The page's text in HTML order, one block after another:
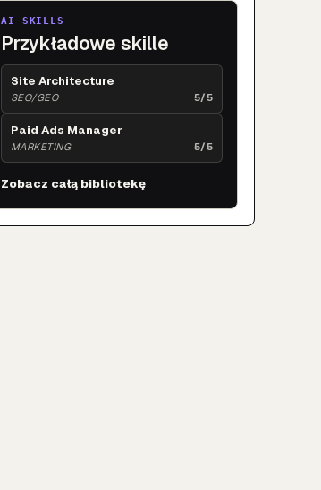
AI SKILLS
Przykładowe skille
Site Architecture
SEO/GEO 5/5
Paid Ads Manager
MARKETING 5/5
Zobacz całą bibliotekę